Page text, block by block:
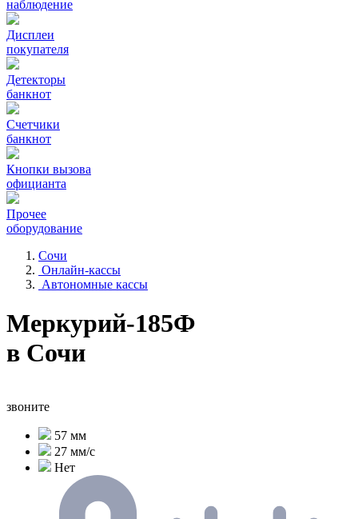
наблюдение
Дисплеи
покупателя
Детекторы
банкнот
Счетчики
банкнот
Кнопки вызова
официанта
Прочее
оборудование
Сочи
Онлайн-кассы
Автономные кассы
Меркурий-185Ф
в Сочи
звоните
57 мм
27 мм/с
Нет